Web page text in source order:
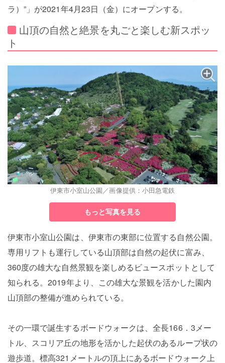
ラ）”」が2021年4月23日（金）にオープンする。
山頂の自然と絶景を丸ごと楽しむ新スポッ
ト
伊東市小室山公園／画像提供：小田急電鉄
もっと写真を見る
伊東市小室山公園は、伊東市の東部に位置する自然公園。
専用リフトも運行している山頂部は自然の起伏に富み、
360度の雄大な自然景観を楽しめるビュースポットとして
知られる。2019年より、この雄大な景観を活かした園内
山頂部の整備が進められている。
その一環で誕生するボードウォークは、全長166．3メー
トル、スコリア丘の地形を活かした起伏のあるループ状の
遊歩道。標高321メートルの頂上にあるボードウォーク上